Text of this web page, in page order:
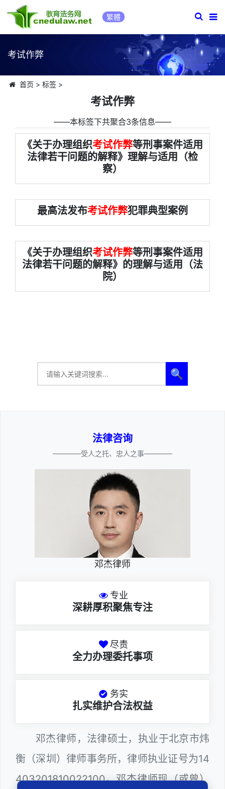
繁體
考试作弊
首页 > 标签>
考试作弊
――本标签下共聚合3条信息――
《关于办理组织考试作弊等刑事案件适用
法律若干问题的解释》理解与适用（检
察）
最高法发布考试作弊犯罪典型案例
《关于办理组织考试作弊等刑事案件适用
法律若干问题的解释》的理解与适用（法
院）
🔍
法律咨询
————受人之托、忠人之事————
邓杰律师
专业
深耕厚积聚焦专注
尽责
全力办理委托事项
务实
扎实维护合法权益
邓杰律师，法律硕士，执业于北京市炜
衡（深圳）律师事务所，律师执业证号为14
403201810022100。邓杰律师现（或曾）